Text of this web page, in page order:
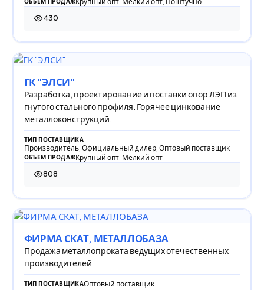
430
430 просмотров
ГК "ЭЛСИ"
Разработка, проектирование и поставки опор ЛЭП из
гнутого стального профиля. Горячее цинкование
металлоконструкций.
ТИП ПОСТАВЩИКА
Производитель, Официальный дилер, Оптовый поставщик
ОБЪЕМ ПРОДАЖКрупный опт, Мелкий опт
808
808 просмотров
ФИРМА СКАТ, МЕТАЛЛОБАЗА
Продажа металлопроката ведущих отечественных
производителей
ТИП ПОСТАВЩИКАОптовый поставщик